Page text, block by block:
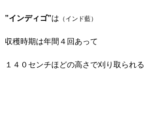
”インディゴ”は （インド藍）
収穫時期は年間４回あって
１４０センチほどの高さで刈り取られる